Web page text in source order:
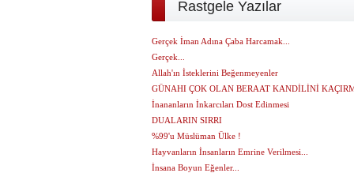
Rastgele Yazılar
Gerçek İman Adına Çaba Harcamak...
Gerçek...
Allah'ın İsteklerini Beğenmeyenler
GÜNAHI ÇOK OLAN BERAAT KANDİLİNİ
İnananların İnkarcıları Dost Edinmesi
DUALARIN SIRRI
%99'u Müslüman Ülke !
Hayvanların İnsanların Emrine Verilmesi...
İnsana Boyun Eğenler...